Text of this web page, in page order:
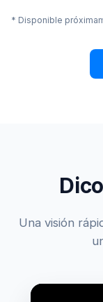
* Disponible
Una visión